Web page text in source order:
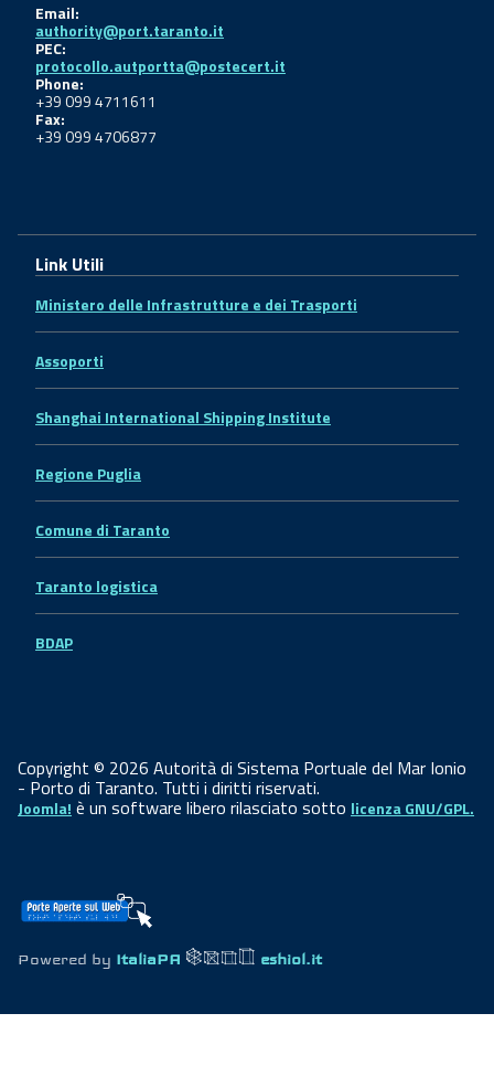
Email:
authority@port.taranto.it
PEC:
protocollo.autportta@postecert.it
Phone:
+39 099 4711611
Fax:
+39 099 4706877
Link Utili
Ministero delle Infrastrutture e dei Trasporti
Assoporti
Shanghai International Shipping Institute
Regione Puglia
Comune di Taranto
Taranto logistica
BDAP
Copyright © 2026 Autorità di Sistema Portuale del Mar Ionio
- Porto di Taranto. Tutti i diritti riservati.
Joomla! è un software libero rilasciato sotto licenza GNU/GPL.
Powered by ItaliaPA eshiol.it